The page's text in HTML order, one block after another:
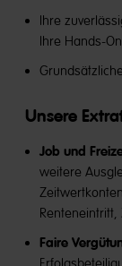
Ihre
Ihre Hands-
Unsere
Job und
weitere
Faire